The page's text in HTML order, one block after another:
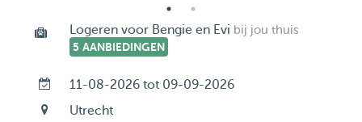
Logeren voor Bengie en Evi bij jou thuis
5 AANBIEDINGEN
11-08-2026 tot 09-09-2026
Utrecht